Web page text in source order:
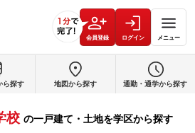
会員登録 ログイン メニュー
ら探す 地図から探す 通勤・通学から探す
校 の一戸建て・土地を学区から探す